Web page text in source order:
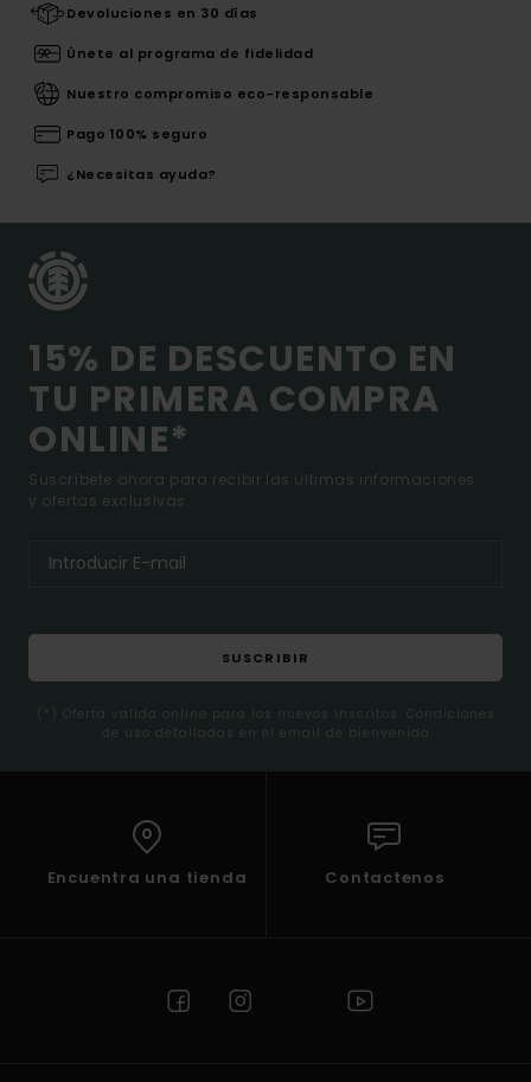
Devoluciones en 30 días
Únete al programa de fidelidad
Nuestro compromiso eco-responsable
Pago 100% seguro
¿Necesitas ayuda?
15% DE DESCUENTO EN
TU PRIMERA COMPRA
ONLINE*
Suscríbete ahora para recibir las ultimas informaciones
y ofertas exclusivas.
SUSCRIBIR
(*) Oferta valida online para los nuevos inscritos. Condiciones
de uso detalladas en el email de bienvenida
Encuentra una tienda Contactenos